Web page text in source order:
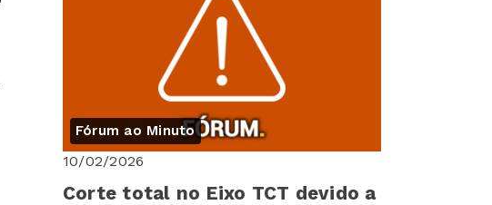
Fórum ao Minuto
10/02/2026
Corte total no Eixo TCT devido a